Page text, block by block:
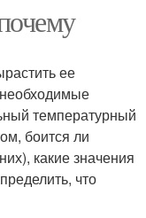
ее
необходимые
температурный
боится ли
какие значения
что